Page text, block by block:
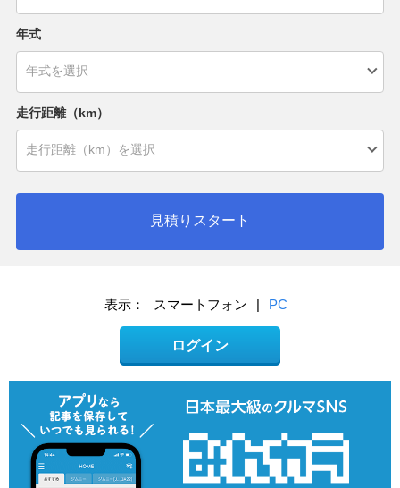
年式
走行距離（km）
見積りスタート
表示： スマートフォン | PC
ログイン